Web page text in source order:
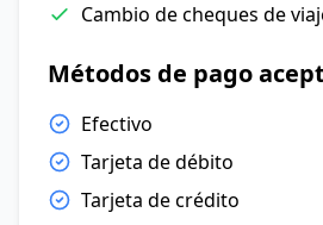
Cambio de cheques de
Métodos de pago
Efectivo
Tarjeta de débito
Tarjeta de crédito